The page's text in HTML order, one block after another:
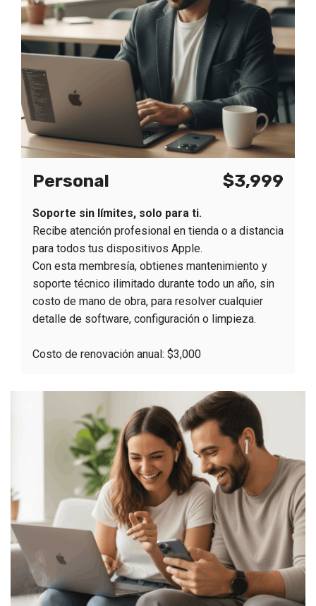
Personal $3,999
Soporte sin límites, solo para ti.
Recibe atención profesional en tienda o a distancia
para todos tus dispositivos Apple.
Con esta membresía, obtienes mantenimiento y
soporte técnico ilimitado durante todo un año, sin
costo de mano de obra, para resolver cualquier
detalle de software, configuración o limpieza.
Costo de renovación anual: $3,000